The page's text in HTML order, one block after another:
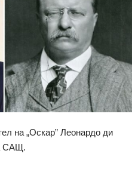
на „Оскар” Леонардо ди
САЩ.